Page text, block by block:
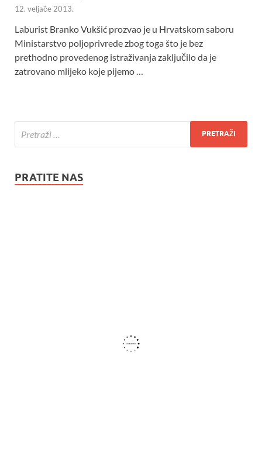
12. veljače 2013.
Laburist Branko Vukšić prozvao je u Hrvatskom saboru
Ministarstvo poljoprivrede zbog toga što je bez
prethodno provedenog istraživanja zaključilo da je
zatrovano mlijeko koje pijemo …
PRATITE NAS